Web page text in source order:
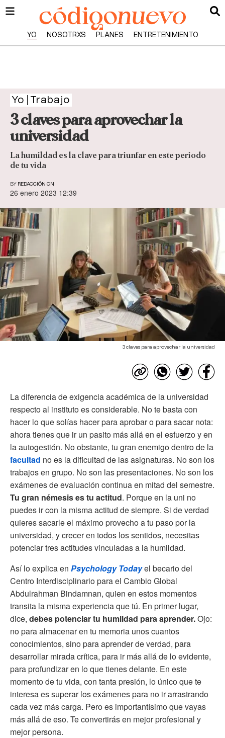
YO NOSOTRXS PLANES ENTRETENIMIENTO
Yo Trabajo
3 claves para aprovechar la
universidad
La humildad es la clave para triunfar en este periodo
de tu vida
BY REDACCIÓN CN
26 enero 2023 12:39
3 claves para aprovechar la universidad
La diferencia de exigencia académica de la universidad
respecto al instituto es considerable. No te basta con
hacer lo que solías hacer para aprobar o para sacar nota:
ahora tienes que ir un pasito más allá en el esfuerzo y en
la autogestión. No obstante, tu gran enemigo dentro de la
facultad no es la dificultad de las asignaturas. No son los
trabajos en grupo. No son las presentaciones. No son los
exámenes de evaluación continua en mitad del semestre.
Tu gran némesis es tu actitud. Porque en la uni no
puedes ir con la misma actitud de siempre. Si de verdad
quieres sacarle el máximo provecho a tu paso por la
universidad, y crecer en todos los sentidos, necesitas
potenciar tres actitudes vinculadas a la humildad.
Así lo explica en Psychology Todayel becario del
Centro Interdisciplinario para el Cambio Global
Abdulrahman Bindamnan, quien en estos momentos
transita la misma experiencia que tú. En primer lugar,
dice, debes potenciar tu humildad para aprender.Ojo:
no para almacenar en tu memoria unos cuantos
conocimientos, sino para aprender de verdad, para
desarrollar mirada crítica, para ir más allá de lo evidente,
para profundizar en lo que tienes delante. En este
momento de tu vida, con tanta presión, lo único que te
interesa es superar los exámenes para no ir arrastrando
cada vez más carga. Pero es importantísimo que vayas
más allá de eso. Te convertirás en mejor profesional y
mejor persona.